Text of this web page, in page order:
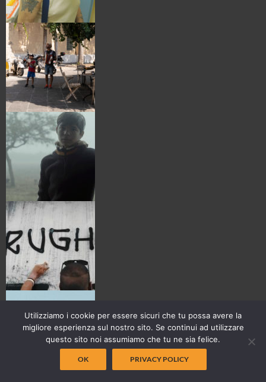
Utilizziamo i cookie per essere sicuri che tu possa avere la
migliore esperienza sul nostro sito. Se continui ad utilizzare
questo sito noi assumiamo che tu ne sia felice.
OK PRIVACY POLICY